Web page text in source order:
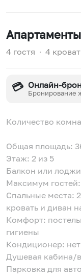
Апартаменты
4 гостя ∙ 4
💳 Онлайн-
Бронирование
Количество
Общая площадь:
Этаж: 2 из 5
Балкон или
Максимум
Спальные места:
кровать и диван
Комфорт:
гигиены
Кондиционер: нет
Душевая кабина/
Парковка для